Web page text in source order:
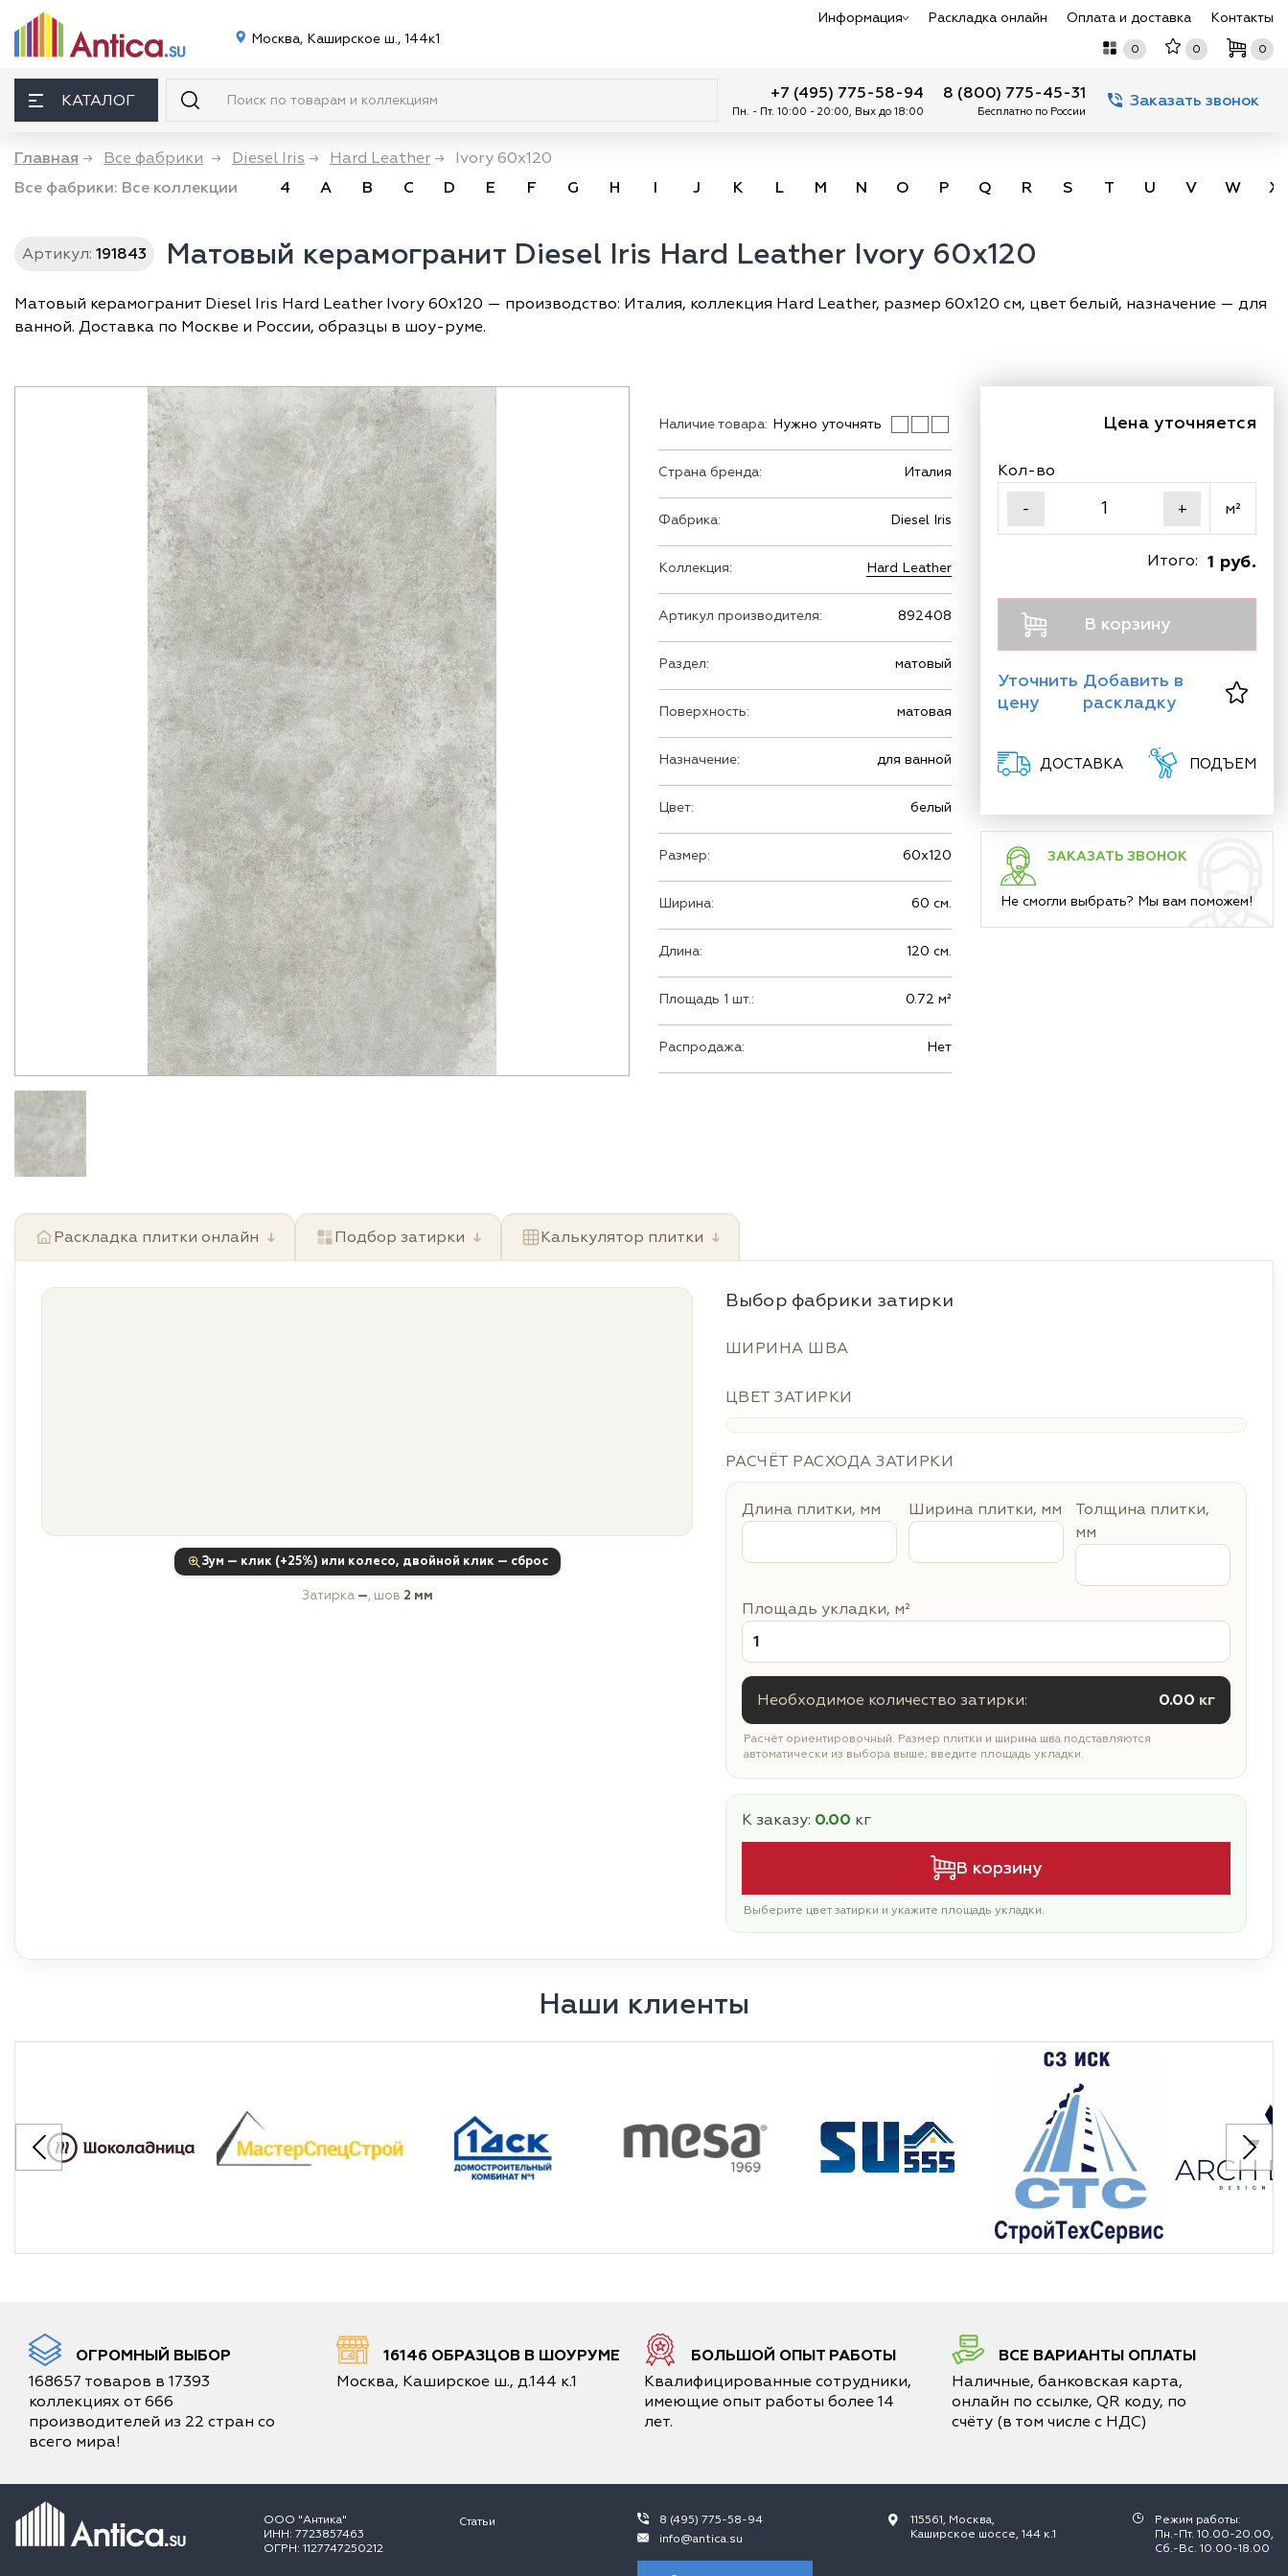
Москва, Каширское ш., 144к1
Информация Раскладка онлайн Оплата и доставка Контакты
0 0 0
КАТАЛОГ +7 (495) 775-58-94
Пн. - Пт. 10:00 - 20:00, Вых до 18:00
8 (800) 775-45-31
Бесплатно по России
Заказать звонок
Главная → Все фабрики → Diesel Iris → Hard Leather →
Ivory 60x120
Все фабрики: Все коллекции 4 A B C D E F G H I J K L M N O P Q R S T U V W X
Артикул: 191843 Матовый керамогранит Diesel Iris Hard Leather Ivory 60x120
Матовый керамогранит Diesel Iris Hard Leather Ivory 60x120 — производство: Италия, коллекция Hard Leather, размер 60х120 см, цвет белый, назначение — для
ванной. Доставка по Москве и России, образцы в шоу-руме.
Наличие товара: Нужно уточнять
Страна бренда: Италия
Фабрика: Diesel Iris
Коллекция: Hard Leather
Артикул производителя: 892408
Раздел: матовый
Поверхность: матовая
Назначение: для ванной
Цвет: белый
Размер: 60х120
Ширина: 60 см.
Длина: 120 см.
Площадь 1 шт.: 0.72 м²
Распродажа: Нет
Цена уточняется
Кол-во
-
+ м²
1 руб.
Итого:
В корзину
Уточнить
цену
Добавить в
раскладку
ДОСТАВКА ПОДЪЕМ
ЗАКАЗАТЬ ЗВОНОК
Не смогли выбрать? Мы вам поможем!
Раскладка плитки онлайн ↓ Подбор затирки ↓ Калькулятор плитки ↓
Зум — клик (+25%) или колесо, двойной клик — сброс
Затирка —, шов 2 мм
Выбор фабрики затирки
ШИРИНА ШВА
ЦВЕТ ЗАТИРКИ
РАСЧЁТ РАСХОДА ЗАТИРКИ
Длина плитки, мм Ширина плитки, мм
Толщина плитки,
мм
Площадь укладки, м²
Необходимое количество затирки: 0.00 кг
Расчёт ориентировочный. Размер плитки и ширина шва подставляются
автоматически из выбора выше; введите площадь укладки.
К заказу: 0.00 кг
В корзину
Выберите цвет затирки и укажите площадь укладки.
Наши клиенты
ОГРОМНЫЙ ВЫБОР
168657 товаров в 17393
коллекциях от 666
производителей из 22 стран со
всего мира!
16146 ОБРАЗЦОВ В ШОУРУМЕ
Москва, Каширское ш., д.144 к.1
БОЛЬШОЙ ОПЫТ РАБОТЫ
Квалифицированные сотрудники,
имеющие опыт работы более 14
лет.
ВСЕ ВАРИАНТЫ ОПЛАТЫ
Наличные, банковская карта,
онлайн по ссылке, QR коду, по
счёту (в том числе с НДС)
ООО "Антика"
ИНН: 7723857463
ОГРН: 1127747250212
Статьи
8 (495) 775-58-94
info@antica.su
115561, Москва,
Каширское шоссе, 144 к.1
Режим работы:
Пн.-Пт. 10.00-20.00,
Сб.-Вс. 10.00-18.00